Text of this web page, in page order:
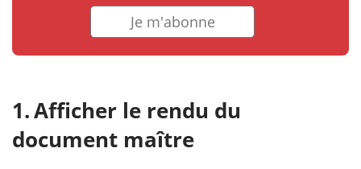
Je m'abonne
Afficher le rendu du
document maître